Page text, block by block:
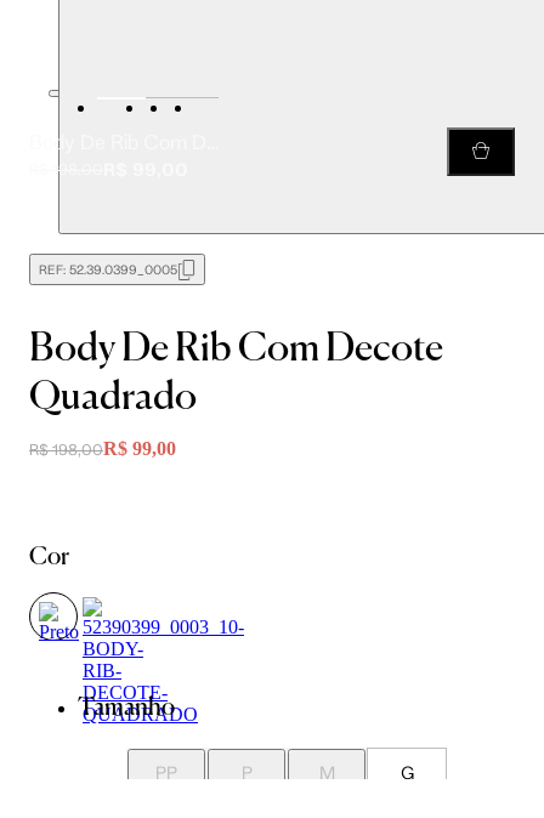
R$ 198,00
REF: 52.39.0399_0005
Body De Rib Com Decote
Quadrado
R$ 198,00R$ 99,00
Cor
Tamanho
PP P M G